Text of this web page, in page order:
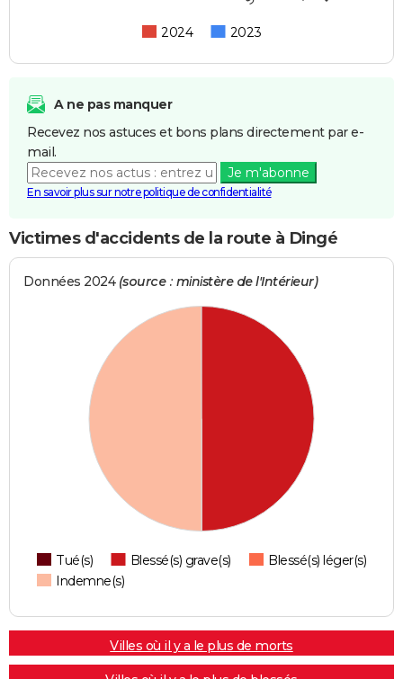
2024 2023
A ne pas manquer
Recevez nos astuces et bons plans directement par e-
mail.
Je m'abonne
En savoir plus sur notre politique de confidentialité
Victimes d'accidents de la route à Dingé
Données 2024 (source : ministère de l'Intérieur)
Tué(s) Blessé(s) grave(s)
Blessé(s) léger(s)
Indemne(s)
Villes où il y a le plus de morts